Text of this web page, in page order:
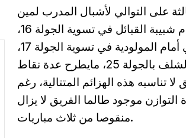
على التوالي لأشبال المدرب لمين
نداي، بعد الهزيمة أمام شبيبة القبائل في تسوية الجولة 16،
ثم هزيمة في الديربي أمام المولودية في تسوية الجولة 17،
واليوم في ملعب الشلف بالجولة 25، مايطرح عدة نقاط
تناسبه هذه الهزائم المتتالية، رغم
موجود طالما الفريق لا يزال
منقوصا من ثلاث مباريات.